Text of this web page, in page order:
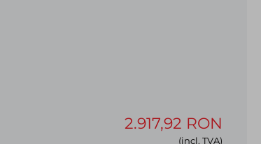
2.917,92 RON
(incl. TVA)